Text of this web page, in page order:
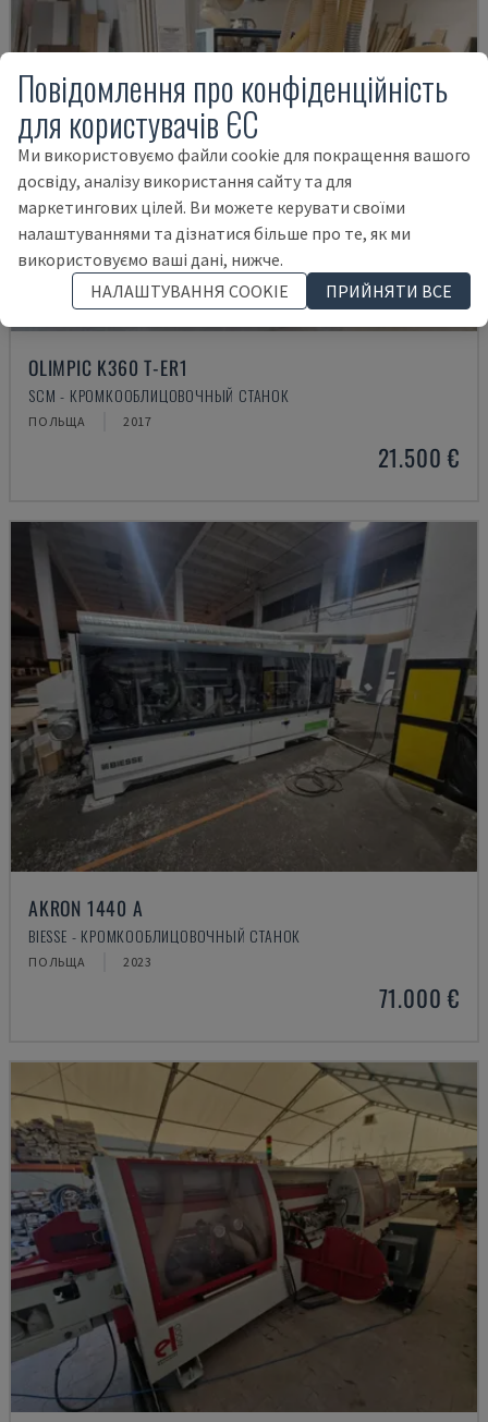
OLIMPIC K360 T-ER1
SCM - КРОМКООБЛИЦОВОЧНЫЙ СТАНОК
ПОЛЬЩА 2017
21.500 €
AKRON 1440 A
BIESSE - КРОМКООБЛИЦОВОЧНЫЙ СТАНОК
ПОЛЬЩА 2023
71.000 €
Повідомлення про конфіденційність
для користувачів ЄС
Ми використовуємо файли cookie для покращення вашого
досвіду, аналізу використання сайту та для
маркетингових цілей. Ви можете керувати своїми
налаштуваннями та дізнатися більше про те, як ми
використовуємо ваші дані, нижче.
НАЛАШТУВАННЯ COOKIE
ПРИЙНЯТИ ВСЕ